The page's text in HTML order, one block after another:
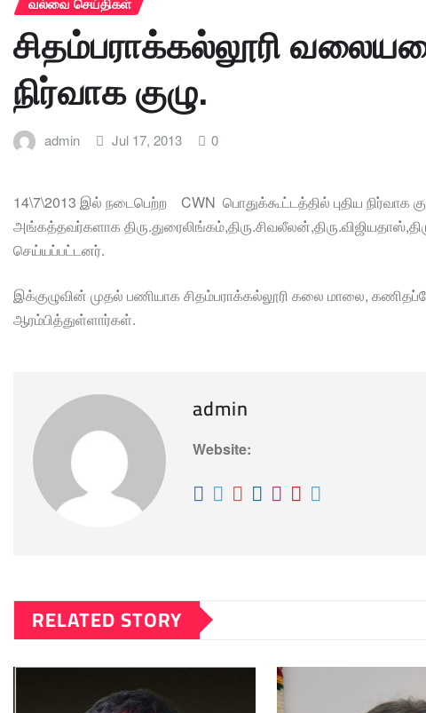
சிதம்பராக்கல்லூரி
நிர்வாக குழு.
admin Jul 17, 2013 0
14\7\2013 இல் நடைபெற்ற CWN பொதுக்கூட்டத்தில் புதிய நிர்வாக
அங்கத்தவர்களாக திரு.துரைலிங்கம்,திரு.சிவலீலன்
செய்யப்பட்டனர்.
இக்குழுவின் முதல் பணியாக சிதம்பராக்கல்லூரி கலை மாலை,
ஆரம்பித்துள்ளார்கள்.
admin
Website:
RELATED STORY